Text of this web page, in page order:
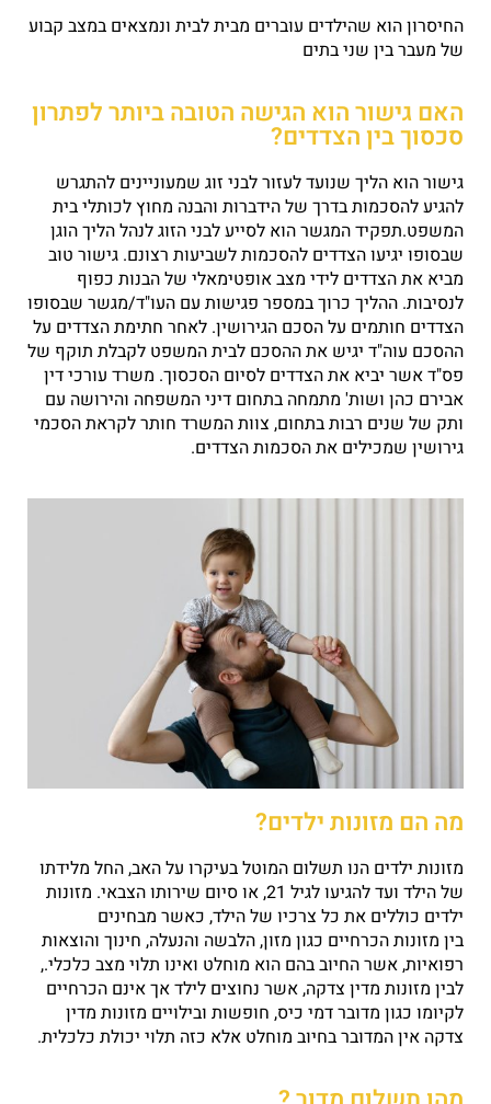
החיסרון הוא שהילדים עוברים מבית לבית ונמצאים במצב קבוע
של מעבר בין שני בתים
האם גישור הוא הגישה הטובה ביותר לפתרון
סכסוך בין הצדדים?
גישור הוא הליך שנועד לעזור לבני זוג שמעוניינים להתגרש
להגיע להסכמות בדרך של הידברות והבנה מחוץ לכותלי בית
המשפט.תפקיד המגשר הוא לסייע לבני הזוג לנהל הליך הוגן
שבסופו יגיעו הצדדים להסכמות לשביעות רצונם. גישור טוב
מביא את הצדדים לידי מצב אופטימאלי של הבנות כפוף
לנסיבות. ההליך כרוך במספר פגישות עם העו"ד/מגשר שבסופו
הצדדים חותמים על הסכם הגירושין. לאחר חתימת הצדדים על
ההסכם עוה"ד יגיש את ההסכם לבית המשפט לקבלת תוקף של
פס"ד אשר יביא את הצדדים לסיום הסכסוך. משרד עורכי דין
אבירם כהן ושות' מתמחה בתחום דיני המשפחה והירושה עם
ותק של שנים רבות בתחום, צוות המשרד חותר לקראת הסכמי
גירושין שמכילים את הסכמות הצדדים.
מה הם מזונות ילדים?
מזונות ילדים הנו תשלום המוטל בעיקרו על האב, החל מלידתו
של הילד ועד להגיעו לגיל 21, או סיום שירותו הצבאי. מזונות
ילדים כוללים את כל צרכיו של הילד, כאשר מבחינים
בין מזונות הכרחיים כגון מזון, הלבשה והנעלה, חינוך והוצאות
רפואיות, אשר החיוב בהם הוא מוחלט ואינו תלוי מצב כלכלי.,
לבין מזונות מדין צדקה, אשר נחוצים לילד אך אינם הכרחיים
לקיומו כגון מדובר דמי כיס, חופשות ובילויים מזונות מדין
צדקה אין המדובר בחיוב מוחלט אלא כזה תלוי יכולת כלכלית.